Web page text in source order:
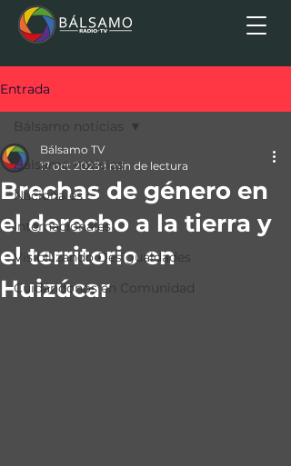
Entrada
Bálsamo noticias
Nacionales
Internacionales
Visibilizando Desigualdades
Cuidándonos en Comunidad
Bálsamo noticias
Brechas de género en
el derecho a la tierra y
el territorio en
Huizúcar
Bálsamo TV
17 oct 2023 1 min de lectura